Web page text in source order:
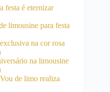
festa é eternizar
limousine para festa
na cor rosa
na limousine
de limo realiza